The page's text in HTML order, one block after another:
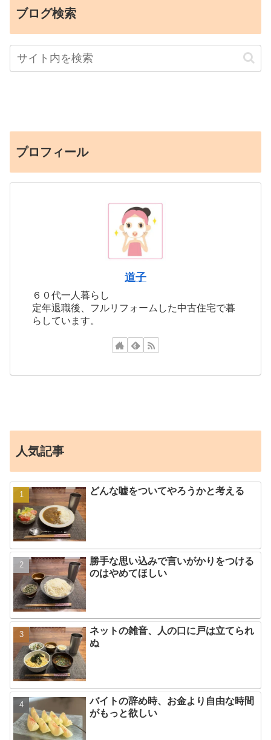
ブログ検索
プロフィール
道子
６０代一人暮らし
定年退職後、フルリフォームした中古住宅で暮
らしています。
人気記事
どんな嘘をついてやろうかと考える
勝手な思い込みで言いがかりをつける
のはやめてほしい
ネットの雑音、人の口に戸は立てられ
ぬ
バイトの辞め時、お金より自由な時間
がもっと欲しい